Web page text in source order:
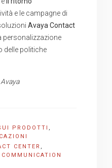
e le campagne di
Avaya Contact
delle politiche
PRODOTTI ,
CENTER ,